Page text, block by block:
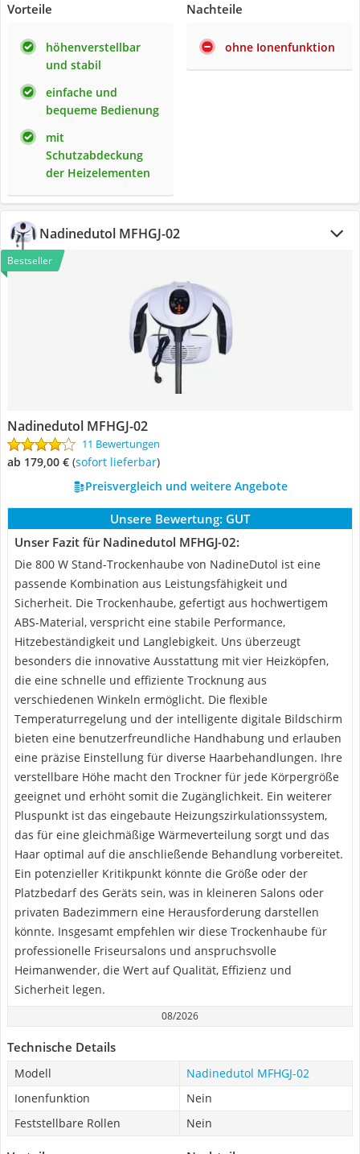
Vorteile
höhenverstellbar
und stabil
einfache und
bequeme Bedienung
mit
Schutzabdeckung
der Heizelementen
Nachteile
ohne Ionenfunktion
Nadinedutol MFHGJ-02
Bestseller
Nadinedutol MFHGJ-02
11 Bewertungen
ab 179,00 € ( Sofort lieferbar)
Preisvergleich und weitere Angebote
Unsere Bewertung: GUT
Unser Fazit für Nadinedutol MFHGJ-02:
Die 800 W Stand-Trockenhaube von NadineDutol ist eine
passende Kombination aus Leistungsfähigkeit und
Sicherheit. Die Trockenhaube, gefertigt aus hochwertigem
ABS-Material, verspricht eine stabile Performance,
Hitzebeständigkeit und Langlebigkeit. Uns überzeugt
besonders die innovative Ausstattung mit vier Heizköpfen,
die eine schnelle und effiziente Trocknung aus
verschiedenen Winkeln ermöglicht. Die flexible
Temperaturregelung und der intelligente digitale Bildschirm
bieten eine benutzerfreundliche Handhabung und erlauben
eine präzise Einstellung für diverse Haarbehandlungen. Ihre
verstellbare Höhe macht den Trockner für jede Körpergröße
geeignet und erhöht somit die Zugänglichkeit. Ein weiterer
Pluspunkt ist das eingebaute Heizungszirkulationssystem,
das für eine gleichmäßige Wärmeverteilung sorgt und das
Haar optimal auf die anschließende Behandlung vorbereitet.
Ein potenzieller Kritikpunkt könnte die Größe oder der
Platzbedarf des Geräts sein, was in kleineren Salons oder
privaten Badezimmern eine Herausforderung darstellen
könnte. Insgesamt empfehlen wir diese Trockenhaube für
professionelle Friseursalons und anspruchsvolle
Heimanwender, die Wert auf Qualität, Effizienz und
Sicherheit legen.
08/2026
Technische Details
Modell
Nadinedutol MFHGJ-02
Ionenfunktion
Nein
Feststellbare Rollen
Nein